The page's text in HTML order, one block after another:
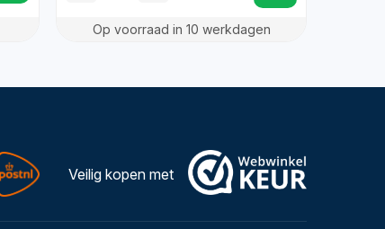
Op voorraad in 10 werkdagen
Veilig kopen met